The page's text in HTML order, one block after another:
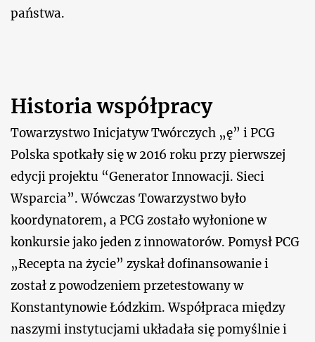
państwa.
Historia współpracy
Towarzystwo Inicjatyw Twórczych „ę” i PCG
Polska spotkały się w 2016 roku przy pierwszej
edycji projektu “Generator Innowacji. Sieci
Wsparcia”. Wówczas Towarzystwo było
koordynatorem, a PCG zostało wyłonione w
konkursie jako jeden z innowatorów. Pomysł PCG
„Recepta na życie” zyskał dofinansowanie i
został z powodzeniem przetestowany w
Konstantynowie Łódzkim. Współpraca między
naszymi instytucjami układała się pomyślnie i